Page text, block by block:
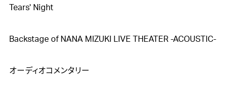
Tears' Night
Backstage of NANA MIZUKI LIVE THEATER -ACOUSTIC-
オーディオコメンタリー